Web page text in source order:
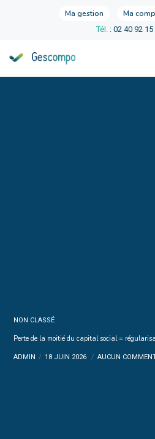
Ma gestion Ma
Tél. : 02 40 92 15
NON CLASSÉ
Perte de la moitié du capital social =
ADMIN 18 JUIN 2026 AUCUN